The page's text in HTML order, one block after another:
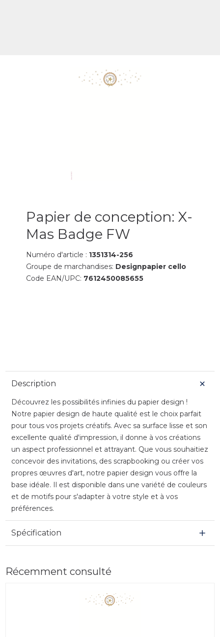
Papier de conception: X-
Mas Badge FW
Numéro d'article : 1351314-256
Groupe de marchandises: Designpapier cello
Code EAN/UPC: 7612450085655
Description
Découvrez les possibilités infinies du papier design !
Notre papier design de haute qualité est le choix parfait
pour tous vos projets créatifs. Avec sa surface lisse et son
excellente qualité d'impression, il donne à vos créations
un aspect professionnel et attrayant. Que vous souhaitiez
concevoir des invitations, des scrapbooking ou créer vos
propres œuvres d'art, notre papier design vous offre la
base idéale. Il est disponible dans une variété de couleurs
et de motifs pour s'adapter à votre style et à vos
préférences.
Spécification
Récemment consulté